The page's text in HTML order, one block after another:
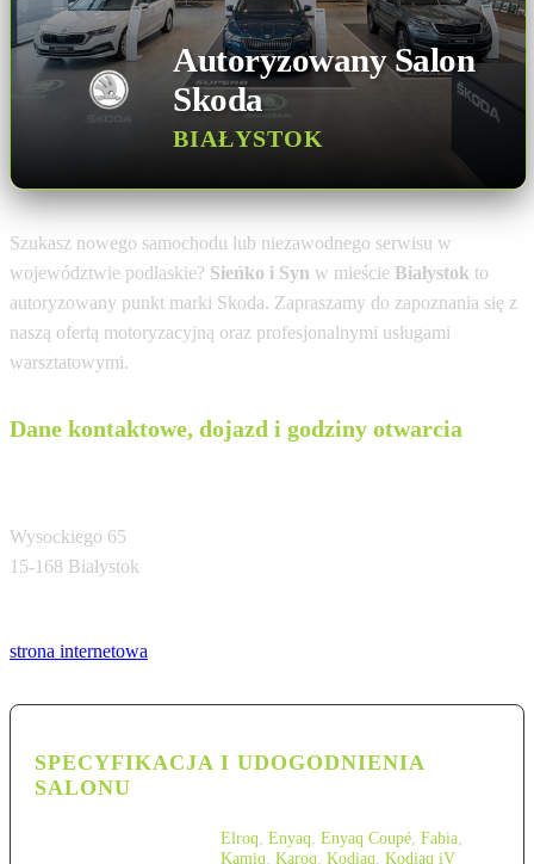
Autoryzowany Salon
Skoda
BIAŁYSTOK
Szukasz nowego samochodu lub niezawodnego serwisu w
województwie podlaskie? Sieńko i Syn w mieście Białystok to
autoryzowany punkt marki Skoda. Zapraszamy do zapoznania się z
naszą ofertą motoryzacyjną oraz profesjonalnymi usługami
warsztatowymi.
Dane kontaktowe, dojazd i godziny otwarcia
Wysockiego 65
15-168 Białystok
strona internetowa
SPECYFIKACJA I UDOGODNIENIA
SALONU
Elroq Enyaq Enyaq Coupé Fabia
Kamiq Karoq Kodiaq Kodiaq iV